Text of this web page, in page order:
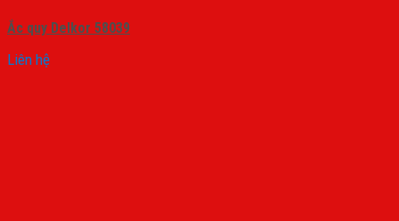
Ắc quy Delkor 58039
Liên hệ